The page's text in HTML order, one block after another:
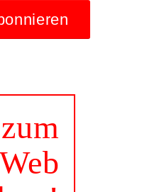
zum
Web